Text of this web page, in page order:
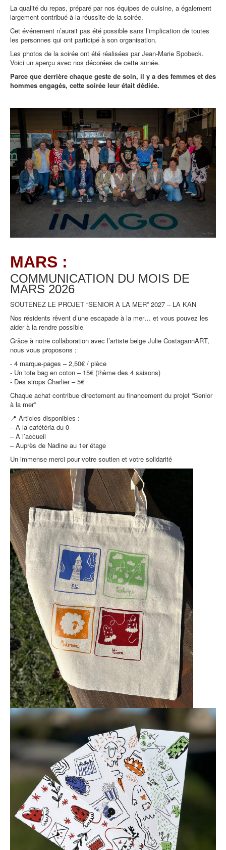
La qualité du repas, préparé par nos équipes de cuisine, a également
largement contribué à la réussite de la soirée.
Cet événement n’aurait pas été possible sans l’implication de toutes
les personnes qui ont participé à son organisation.
Les photos de la soirée ont été réalisées par Jean-Marie Spobeck.
Voici un aperçu avec nos décorées de cette année.
Parce que derrière chaque geste de soin, il y a des femmes et des
hommes engagés, cette soirée leur était dédiée.
MARS :
COMMUNICATION DU MOIS DE
MARS 2026
SOUTENEZ LE PROJET “SENIOR À LA MER” 2027 – LA KAN
Nos résidents rêvent d’une escapade à la mer… et vous pouvez les
aider à la rendre possible
Grâce à notre collaboration avec l’artiste belge Julie CostagannART,
nous vous proposons :
- 4 marque-pages – 2,50€ / pièce
- Un tote bag en coton – 15€ (thème des 4 saisons)
- Des sirops Charlier – 5€
Chaque achat contribue directement au financement du projet “Senior
à la mer”
📍 Articles disponibles :
– À la cafétéria du 0
– À l’accueil
– Auprès de Nadine au 1er étage
Un immense merci pour votre soutien et votre solidarité